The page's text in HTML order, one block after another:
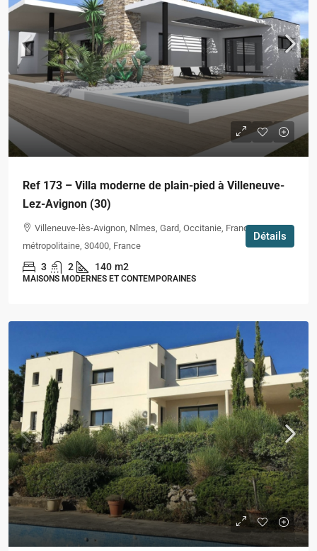
Ref 173 – Villa moderne de plain-pied à Villeneuve-
Lez-Avignon (30)
Villeneuve-lès-Avignon, Nîmes, Gard, Occitanie, France
métropolitaine, 30400, France
3 2 140 m2
MAISONS MODERNES ET CONTEMPORAINES
Détails